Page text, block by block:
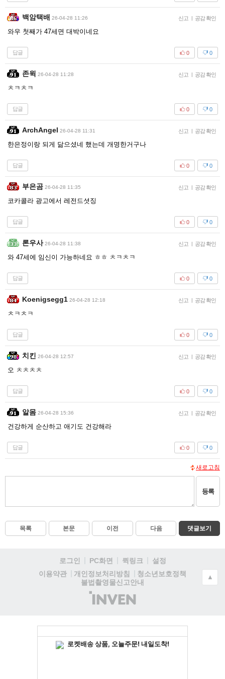
백암택배 26-04-28 11:26 신고 | 공감 확인
와우 첫째가 47세면 대박이네요
답글 0
0
존윅 26-04-28 11:28 신고 | 공감 확인
ㅊㅋㅊㅋ
답글 0
0
ArchAngel 26-04-28 11:31 신고 | 공감 확인
한은정이랑 되게 닮으셨네 했는데 개명한거구나
답글 0
0
부은곰 26-04-28 11:35 신고 | 공감 확인
코카콜라 광고에서 레전드셧징
답글 0
0
론우사 26-04-28 11:38 신고 | 공감 확인
와 47세에 임신이 가능하네요 ㅎㅎ ㅊㅋㅊㅋ
답글 0
0
Koenigsegg1 26-04-28 12:18 신고 | 공감 확인
ㅊㅋㅊㅋ
답글 0
0
치킨 26-04-28 12:57 신고 | 공감 확인
오 ㅊㅊㅊㅊ
답글 0
0
알몸 26-04-28 15:36 신고 | 공감 확인
건강하게 순산하고 애기도 건강해라
답글 0
0
새로고침
등록
목록 본문 이전 다음 댓글보기
로그인 PC화면 퀵링크
설정
이용약관
개인정보처리방침
청소년보호정책
불법촬영물신고안내
(주)
인
▲